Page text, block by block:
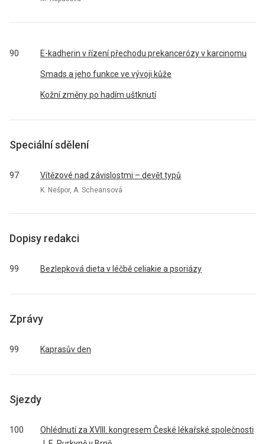
90 E-kadherin v řízení přechodu prekancerózy v karcinomu
Smads a jeho funkce ve vývoji kůže
Kožní změny po hadím uštknutí
Speciální sdělení
97 Vítězové nad závislostmi – devět typů
K. Nešpor, A. Scheansová
Dopisy redakci
99 Bezlepková dieta v léčbě celiakie a psoriázy
Zprávy
99 Kaprasův den
Sjezdy
100
Ohlédnutí za XVIII. kongresem České lékařské společnosti